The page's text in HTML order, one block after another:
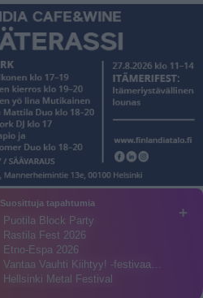
+
Suosittuja tapahtumia
Puotila Block Party
Rastila Fest 2026
Etno-Espa 2026
Vantaa Vauhti Kiihtyy! -festivaa…
Hellsinki Metal Festival